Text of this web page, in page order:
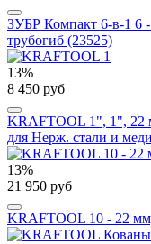
ЗУБР Компакт 6-в-1 6
трубогиб (23525)
13%
8 450 руб
KRAFTOOL 1", 1", 22
для Нерж. стали и
13%
21 950 руб
KRAFTOOL 10 - 22